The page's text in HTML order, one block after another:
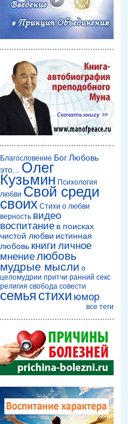
Благословение БогЛюбовь
это...
Олег
Кузьмин Психология
любви Свой среди
своих Стихи о любви
верность видео
воспитание в поисках
чистой любви истинная
любовь книги личное
мнениелюбовь
мудрые мысли о
целомудрии притчи ранний секс
религия свобода совести
семья стихи юмор
все теги